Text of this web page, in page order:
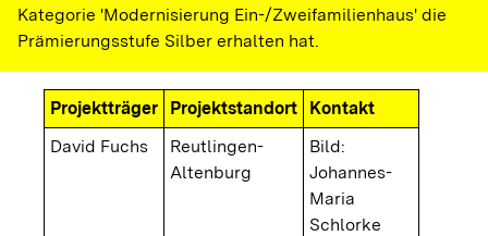
Kategorie 'Modernisierung Ein-/Zweifamilienhaus' die
Prämierungsstufe Silber erhalten hat.
Projektträger Projektstandort
Kontakt
David Fuchs
Reutlingen-
Altenburg
Bild:
Johannes-
Maria
Schlorke